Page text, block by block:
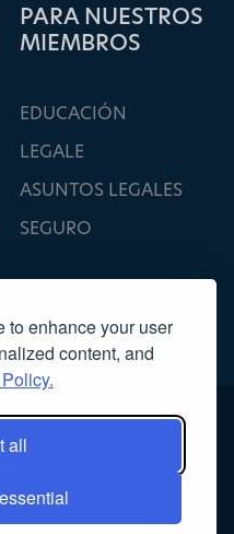
to enhance your user
content, and
all
PARA NUESTROS
MIEMBROS
EDUCACIÓN
LEGALE
ASUNTOS LEGALES
SEGURO
Turísticos Licenciados